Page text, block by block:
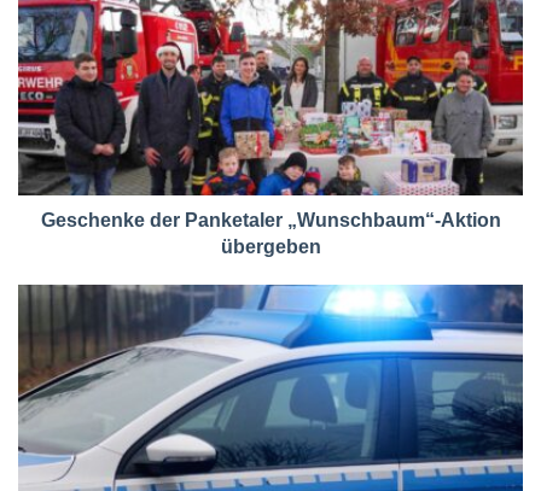
Geschenke der Panketaler „Wunschbaum“-Aktion
übergeben